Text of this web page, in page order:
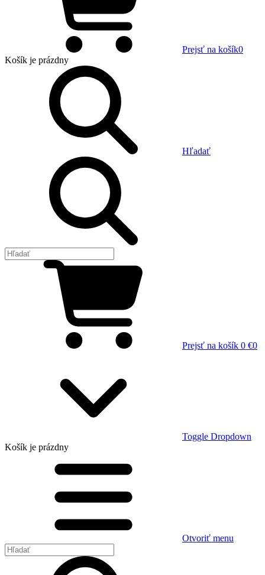
Prejsť na košík0
Košík je prázdny
Hľadať
Prejsť na košík 0 €0
Toggle Dropdown
Košík je prázdny
Otvoriť menu